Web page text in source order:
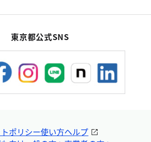
東京都公式SNS
ポリシー使い方ヘルプ